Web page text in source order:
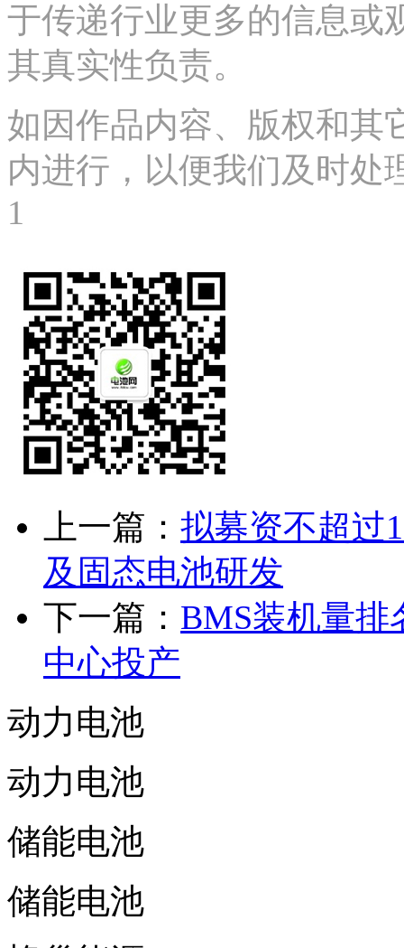
于传递行业更多的信息或
其真实性负责。
如因作品内容、版权和其
内进行，以便我们及时处
1
上一篇： 拟募资不超过
及固态电池研发
下一篇： BMS装机量排
中心投产
动力电池
动力电池
储能电池
储能电池